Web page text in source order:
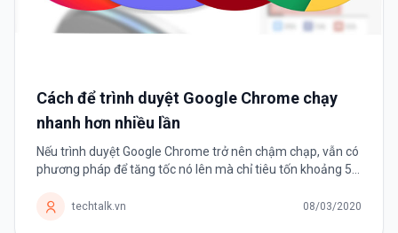
Cách để trình duyệt Google Chrome chạy
nhanh hơn nhiều lần
Nếu trình duyệt Google Chrome trở nên chậm chạp, vẫn có
phương pháp để tăng tốc nó lên mà chỉ tiêu tốn khoảng 5
được một thời...
techtalk.vn 08/03/2020